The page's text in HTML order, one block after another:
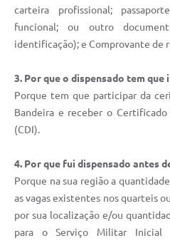
carteira profissional;
funcional; ou outro
identificação); e Comprovante de
3. Por que o dispensado tem
Porque tem que participar da
Bandeira e receber o
(CDI).
4. Por que fui dispensado antes
Porque na sua região a
as vagas existentes nos quarteis
por sua localização e/ou
para o Serviço Militar Inicial